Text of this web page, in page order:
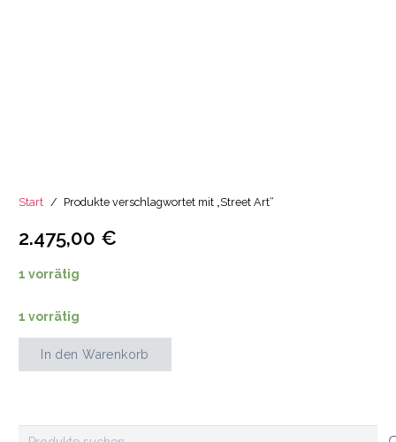
Start / Produkte verschlagwortet mit „Street Art“
2.475,00 €
1 vorrätig
1 vorrätig
Ikonen
In den Warenkorb